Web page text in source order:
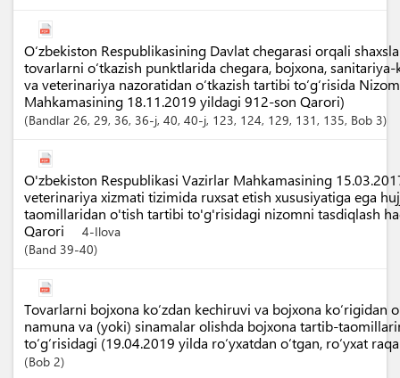
O‘zbekiston Respublikasining Davlat chegarasi orqali
tovarlarni o‘tkazish punktlarida chegara, bojxona,
va veterinariya nazoratidan o‘tkazish tartibi to‘g‘risida
Mahkamasining 18.11.2019 yildagi 912-son Qarori)
Bandlar 26, 29, 36, 36-j, 40, 40-j, 123, 124, 129, 131 , 135, Bob 3
O'zbekiston Respublikasi Vazirlar Mahkamasining
veterinariya xizmati tizimida ruxsat etish xususiyatiga ega
taomillaridan o'tish tartibi to'g'risidagi nizomni tasdiqlash
Qarori
4-Ilova
Band 39-40
Tovarlarni bojxona ko‘zdan kechiruvi va bojxona ko‘rigidan
namuna va (yoki) sinamalar olishda bojxona tartib-
to‘g‘risidagi (19.04.2019 yilda ro‘yxatdan o‘tgan, ro‘yxat
Bob 2